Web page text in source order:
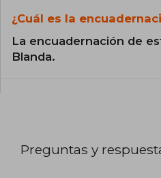
¿Cuál es la
La encuadernación de
Blanda.
Preguntas y